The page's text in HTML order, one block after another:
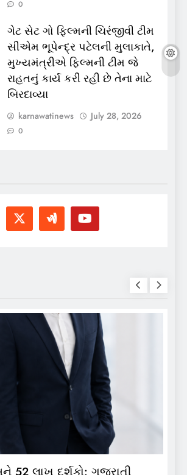
0
ગેટ સેટ ગો ફિલ્મની ચિરંજીવી ટીમ
સીએમ ભૂપેન્દ્ર પટેલની મુલાકાતે,
મુખ્યમંત્રીએ ફિલ્મની ટીમ જે
રાહતનું કાર્ય કરી રહી છે તેના માટે
બિરદાવ્યા
karnawatinews July 28, 2026
0
દ્વારા ગ્રાહકો માટે ‘ભારતગેસ